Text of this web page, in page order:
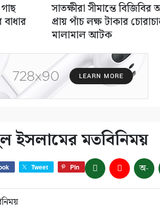
সাতক্ষীরা সীমান্তে বিজিবির
প্রায় পাঁচ লক্ষ টাকার
মালামাল আটক
ইসলামের মতবিনিময়
Tweet Pin অ-